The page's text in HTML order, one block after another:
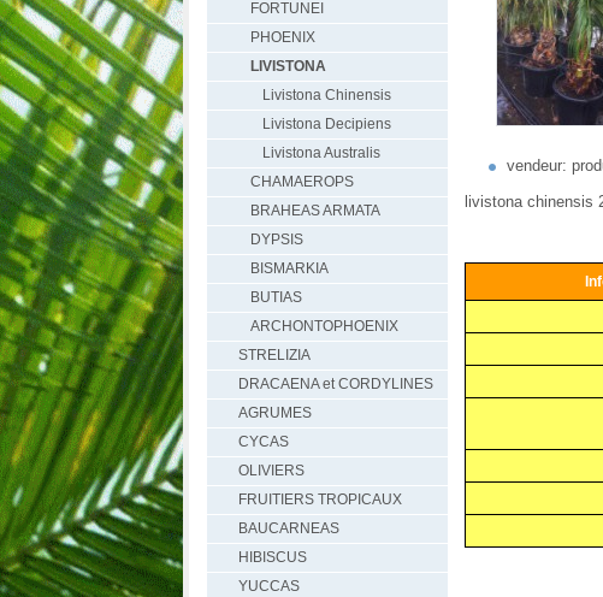
vendeur:
livistona chinensis
FORTUNEI
PHOENIX
LIVISTONA
Livistona Chinensis
Livistona Decipiens
Livistona Australis
CHAMAEROPS
BRAHEAS ARMATA
DYPSIS
BISMARKIA
BUTIAS
ARCHONTOPHOENIX
STRELIZIA
DRACAENA et CORDYLINES
AGRUMES
CYCAS
OLIVIERS
FRUITIERS TROPICAUX
BAUCARNEAS
HIBISCUS
YUCCAS